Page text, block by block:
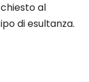
al
di esultanza.